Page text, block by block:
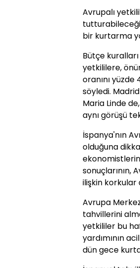
Avrupalı
bir kurtarma
Bütçe
yetkililere,
oranını
söyledi.
Maria Linde
aynı görüşü
İspanya'nın
olduğuna
sonuçlarının,
ilişkin korkular
Avrupa
tahvillerini
yetkililer bu
yardımının
dün gece